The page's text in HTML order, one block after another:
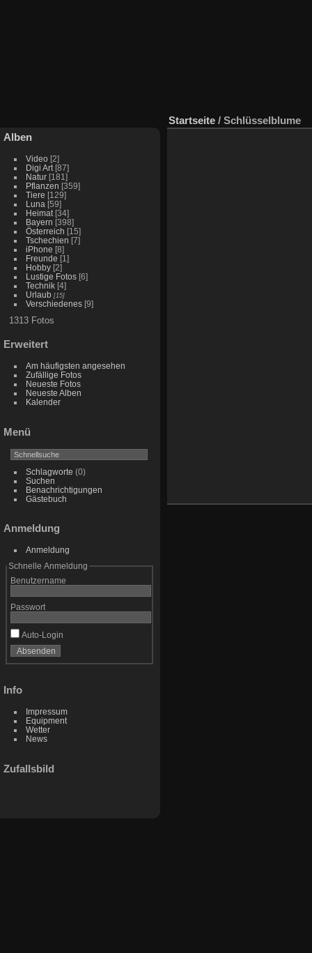
Alben
Video[2]
Digi Art[87]
Natur[181]
Pflanzen [359]
Tiere [129]
Luna [59]
Heimat[34]
Bayern [398]
Österreich [15]
Tschechien [7]
iPhone [8]
Freunde [1]
Hobby[2]
Lustige Fotos[6]
Technik[4]
Urlaub[15]
Verschiedenes[9]
1313 Fotos
Erweitert
Am häufigsten angesehen
Zufällige Fotos
Neueste Fotos
Neueste Alben
Kalender
Menü
Schlagworte (0)
Suchen
Benachrichtigungen
Gästebuch
Anmeldung
Anmeldung
Schnelle Anmeldung
Benutzername
Passwort
Auto-Login
Info
Impressum
Equipment
Wetter
News
Zufallsbild
Startseite / Schlüsselblume